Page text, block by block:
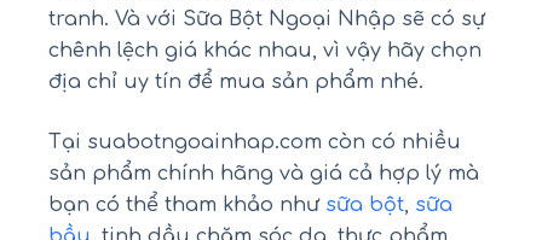
tranh. Và với Sữa Bột Ngoại Nhập sẽ có sự
chênh lệch giá khác nhau, vì vậy hãy chọn
địa chỉ uy tín để mua sản phẩm nhé.
Tại suabotngoainhap.com còn có nhiều
sản phẩm chính hãng và giá cả hợp lý mà
bạn có thể tham khảo như sữa bột, sữa